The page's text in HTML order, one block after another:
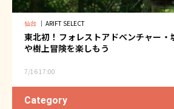
仙台 ｜ ARIFT SELECT
東北初！フォレストアドベンチャー・
や樹上冒険を楽しもう
7/16 17:00
Category